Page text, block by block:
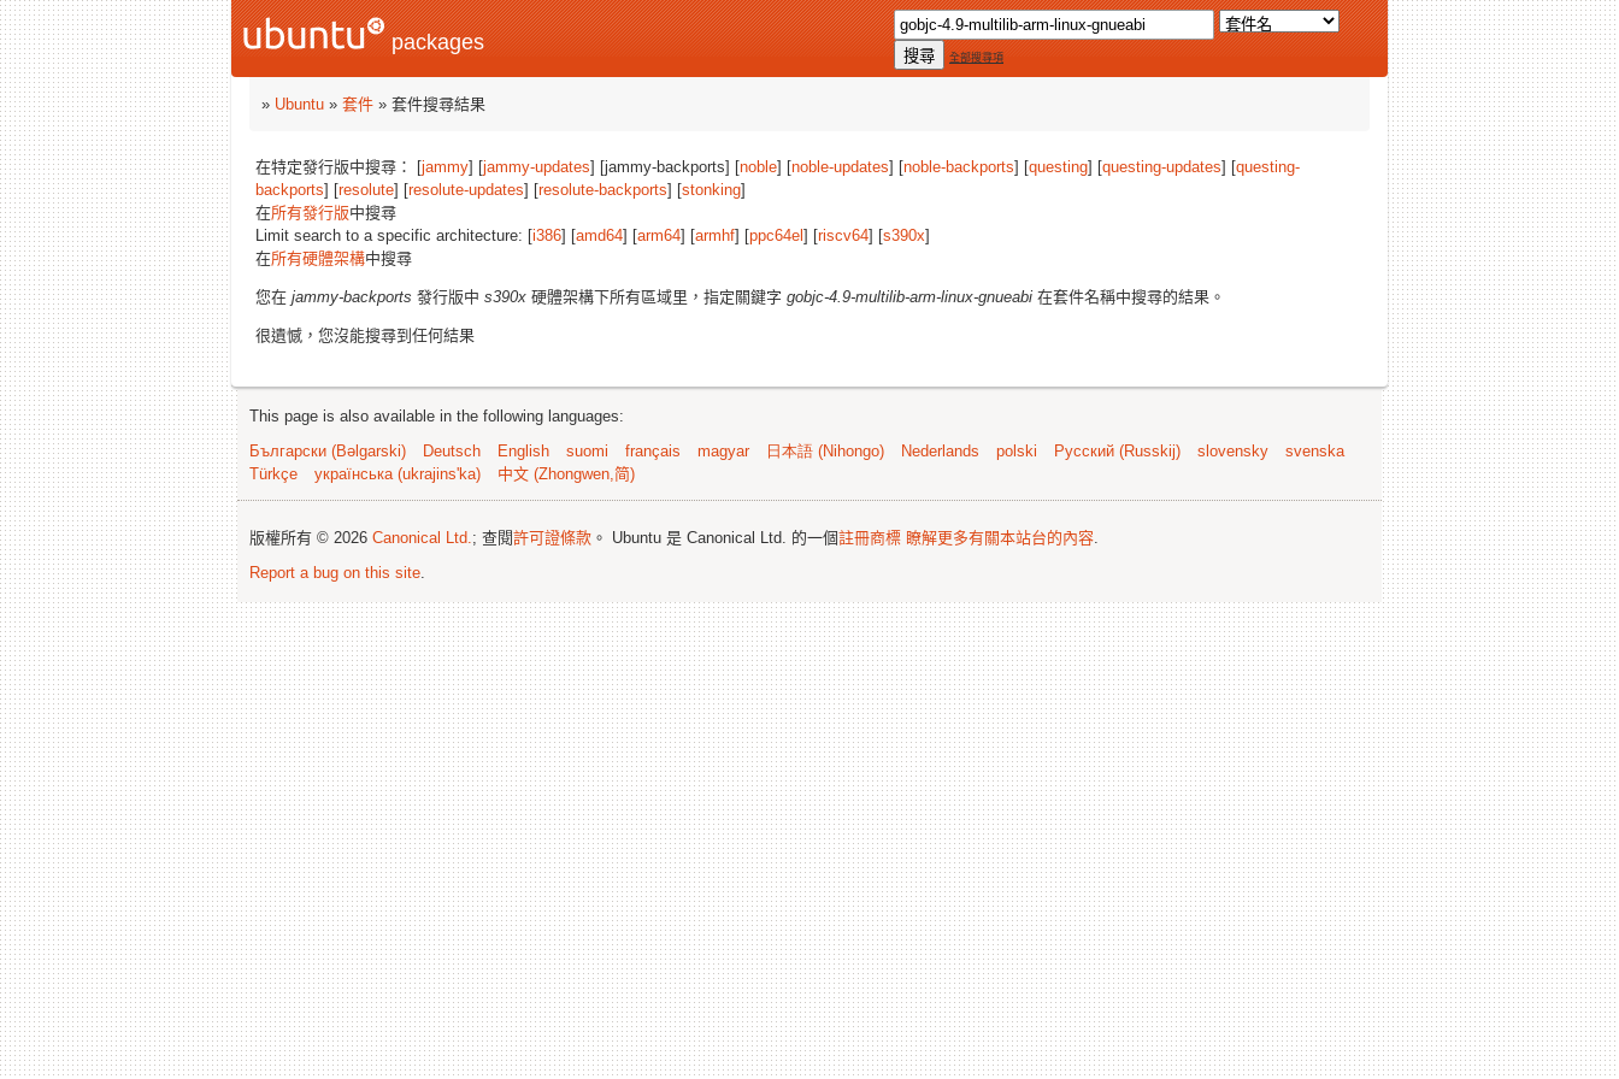
packages
全部搜尋項
» Ubuntu » 套件 » 套件搜尋結果
在特定發行版中搜尋： [jammy] [jammy-updates] [jammy-backports] [noble] [noble-updates] [noble-backports] [questing] [questing-updates] [questing-
backports] [resolute] [resolute-updates] [resolute-backports] [stonking]
在所有發行版中搜尋
Limit search to a specific architecture: [i386] [amd64] [arm64] [armhf] [ppc64el ] [riscv64] [s390x]
在所有硬體架構中搜尋
您在 jammy-backports 發行版中 s390x 硬體架構下所有區域里，指定關鍵字 gobjc-4.9-multilib-arm-linux-gnueabi 在套件名稱中搜尋的結果。
很遺憾，您沒能搜尋到任何結果
This page is also available in the following languages:
Български (Bəlgarski)
Deutsch English suomi français magyar 日本語 (Nihongo) Nederlands polski Русский (Russkij) slovensky
svenska
Türkçe
українська (ukrajins'ka) 中文 (Zhongwen,简)
版權所有 © 2026 Canonical Ltd.; 查閱許可證條款 。 Ubuntu 是 Canonical Ltd. 的一個註冊商標 瞭解更多有關本站台的內容.
Report a bug on this site.